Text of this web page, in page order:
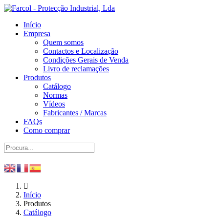
Início
Empresa
Quem somos
Contactos e Localização
Condições Gerais de Venda
Livro de reclamações
Produtos
Catálogo
Normas
Vídeos
Fabricantes / Marcas
FAQs
Como comprar
Início
Produtos
Catálogo